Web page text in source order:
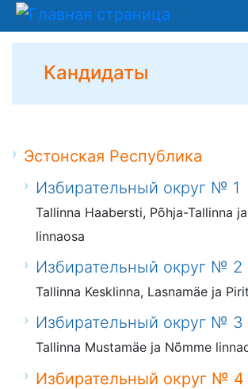
Кандидаты
Эстонская Республика
Избирательный округ № 1
Tallinna Haabersti, Põhja-Tallinna
linnaosa
Избирательный округ № 2
Tallinna Kesklinna, Lasnamäe ja
Избирательный округ № 3
Tallinna Mustamäe ja Nõmme
Избирательный округ № 4